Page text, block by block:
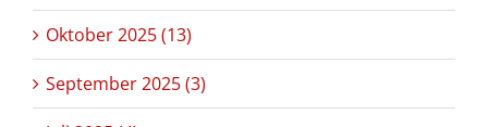
Oktober 2025 (13)
September 2025 (3)